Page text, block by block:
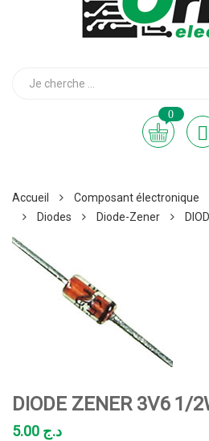
0
Accueil Composant électronique
Diodes
Diode-Zener
DIODE ZENER 3V6 1/
د.ج